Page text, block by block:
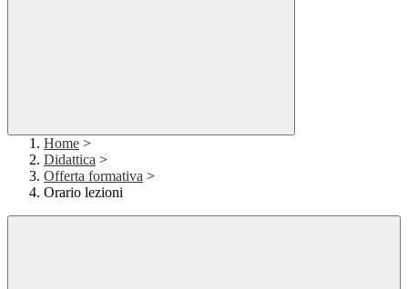
Home >
Didattica >
Offerta formativa >
Orario lezioni